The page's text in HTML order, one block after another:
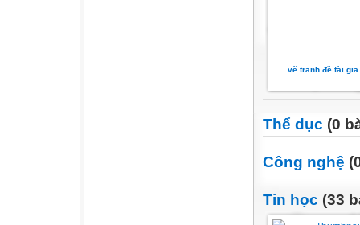
vẽ tranh đề tài gia
Thể dục (0
Công nghệ
Tin học (33